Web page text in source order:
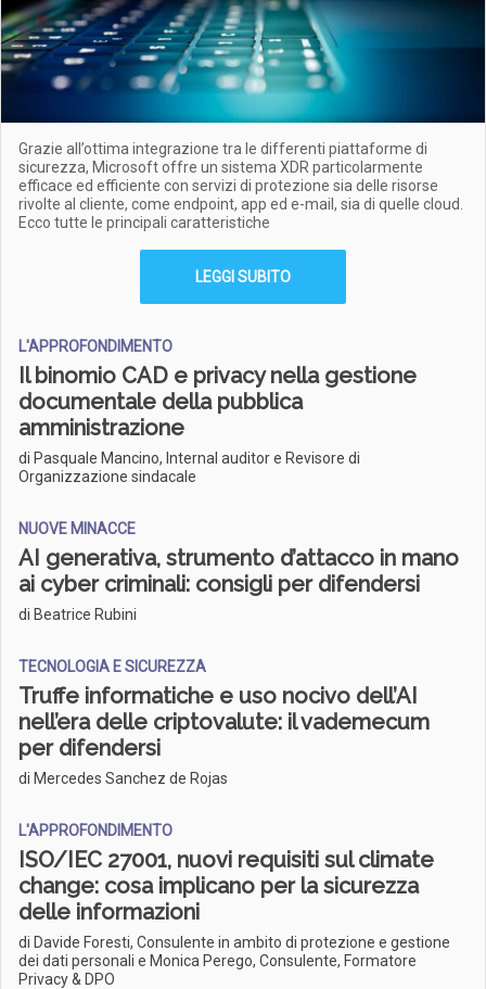
Grazie all’ottima integrazione tra le differenti piattaforme di
sicurezza, Microsoft offre un sistema XDR particolarmente
efficace ed efficiente con servizi di protezione sia delle risorse
rivolte al cliente, come endpoint, app ed e-mail, sia di quelle cloud.
Ecco tutte le principali caratteristiche
LEGGI SUBITO
L'APPROFONDIMENTO
Il binomio CAD e privacy nella gestione
documentale della pubblica
amministrazione
di Pasquale Mancino, Internal auditor e Revisore di
Organizzazione sindacale
NUOVE MINACCE
AI generativa, strumento d’attacco in mano
ai cyber criminali: consigli per difendersi
di Beatrice Rubini
TECNOLOGIA E SICUREZZA
Truffe informatiche e uso nocivo dell’AI
nell’era delle criptovalute: il vademecum
per difendersi
di Mercedes Sanchez de Rojas
L'APPROFONDIMENTO
ISO/IEC 27001, nuovi requisiti sul climate
change: cosa implicano per la sicurezza
delle informazioni
di Davide Foresti, Consulente in ambito di protezione e gestione
dei dati personali e Monica Perego, Consulente, Formatore
Privacy & DPO